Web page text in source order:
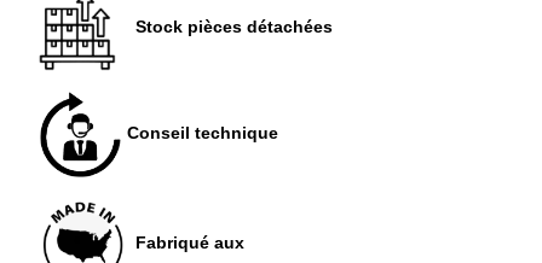
Stock pièces détachées
Conseil technique
Fabriqué aux